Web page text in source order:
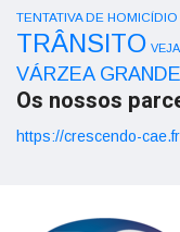
TENTATIVA DE HOMICÍDIO
TRÂNSITO
VÁRZEA GRANDE
Os nossos
https://crescendo-cae.fr